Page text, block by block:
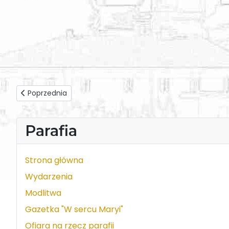
Parafia
Strona główna
Wydarzenia
Modlitwa
Gazetka "W sercu Maryi"
Ofiara na rzecz parafii
Poprzednia strona: Rekolekcje adwentowe 2017 - ks. Piotr
Poprzednia